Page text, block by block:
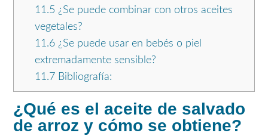
11.5 ¿Se puede combinar con otros aceites
vegetales?
11.6¿Se puede usar en bebés o piel
extremadamente sensible?
11.7Bibliografía:
¿Qué es el aceite de salvado
de arroz y cómo se obtiene?